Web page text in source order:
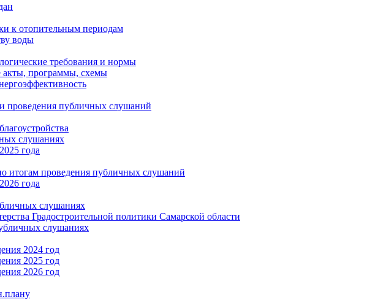
к отопительным периодам
воды
требования и нормы
программы, схемы
проведения публичных слушаний
слушаниях
года
итогам проведения публичных слушаний
года
слушаниях
Градостроительной политики Самарской области
слушаниях
2024 год
2025 год
2026 год